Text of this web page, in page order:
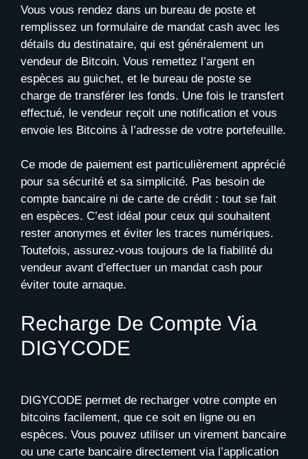
Vous vous rendez dans un bureau de poste et
remplissez un formulaire de mandat cash avec les
détails du destinataire, qui est généralement un
vendeur de Bitcoin. Vous remettez l’argent en
espèces au guichet, et le bureau de poste se
charge de transférer les fonds. Une fois le transfert
effectué, le vendeur reçoit une notification et vous
envoie les Bitcoins à l’adresse de votre portefeuille.
Ce mode de paiement est particulièrement apprécié
pour sa sécurité et sa simplicité. Pas besoin de
compte bancaire ni de carte de crédit : tout se fait
en espèces. C’est idéal pour ceux qui souhaitent
rester anonymes et éviter les traces numériques.
Toutefois, assurez-vous toujours de la fiabilité du
vendeur avant d’effectuer un mandat cash pour
éviter toute arnaque.
Recharge De Compte Via
DIGYCODE
DIGYCODE permet de recharger votre compte en
bitcoins facilement, que ce soit en ligne ou en
espèces. Vous pouvez utiliser un virement bancaire
ou une carte bancaire directement via l’application